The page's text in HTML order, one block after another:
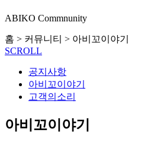
ABIKO Commnunity
홈 > 커뮤니티 > 아비꼬이야기
SCROLL
공지사항
아비꼬이야기
고객의소리
아비꼬이야기